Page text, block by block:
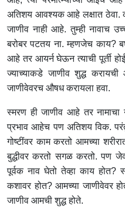
अतिशय आवश्यक आहे लक्षात ठेवा.
जाणीव नाही आहे. तुम्ही नावाच
बरोबर पटतय ना. म्हणजेच काय?
आहे तर आयर्न घेऊन त्याची पूर्ती
ज्याच्याकडे जाणीव शुद्ध
जाणीवेवरच औषध करायला हवा.
स्मरण ही जाणीव आहे तर नामाचा
प्रभाव आहेच पण अतिशय विक.
गोष्टींवर काम करतो आमच्या
बुद्धीवर करतो सगळ करतो. पण
पूर्वक नाव घेतो तेव्हा काय होत?
कशावर होत? आमच्या जाणीवेवर
जाणीव आमची शुद्ध होते.